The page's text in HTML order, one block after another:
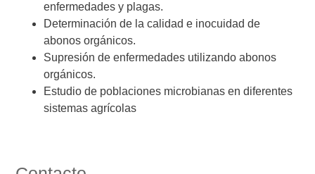
enfermedades y plagas.
Determinación de la calidad e inocuidad de
abonos orgánicos.
Supresión de enfermedades utilizando abonos
orgánicos.
Estudio de poblaciones microbianas en diferentes
sistemas agrícolas